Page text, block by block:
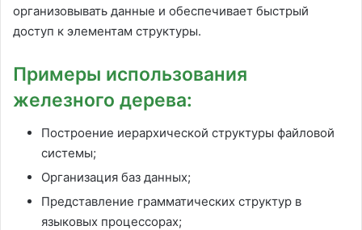
организовывать данные и обеспечивает быстрый
доступ к элементам структуры.
Примеры использования
железного дерева:
Построение иерархической структуры файловой
системы;
Организация баз данных;
Представление грамматических структур в
языковых процессорах;